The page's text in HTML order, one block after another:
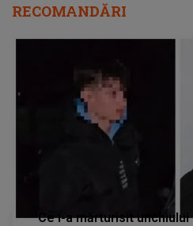
RECOMANDĂRI
Ce i-a mărturisit unchiului